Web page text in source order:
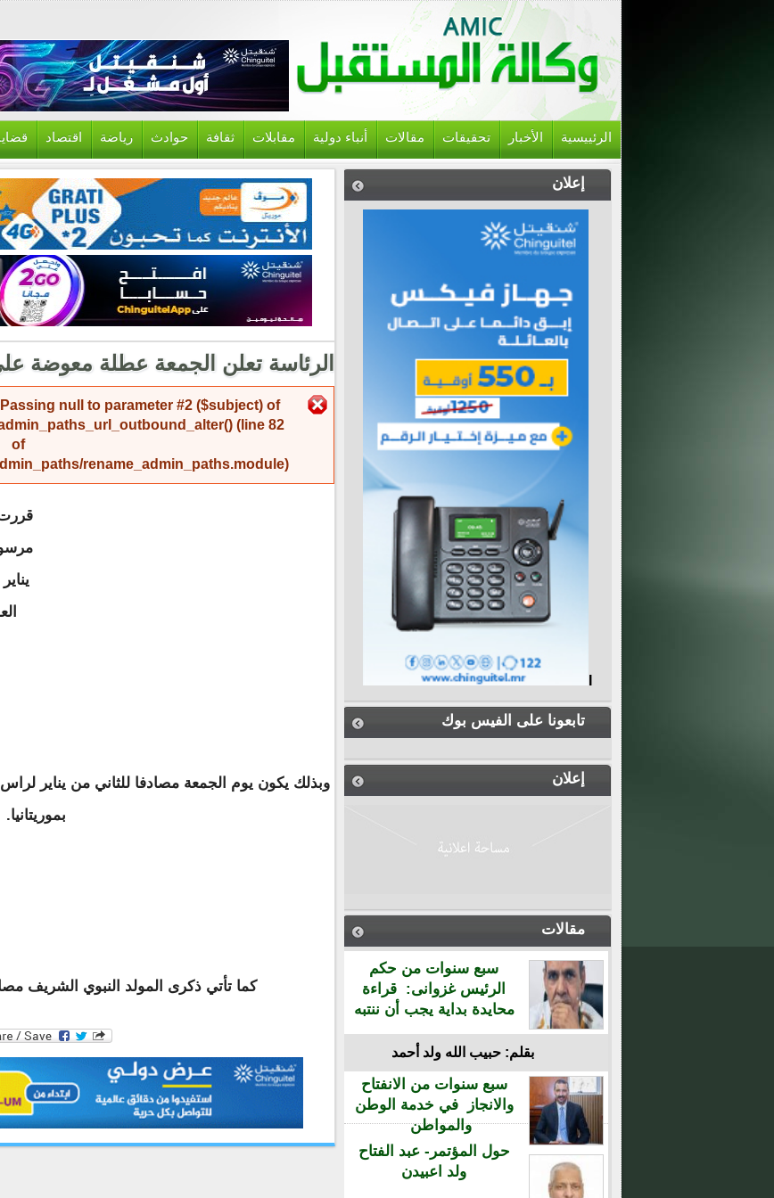
الرئييسية الأخبار تحقيقات مقالات أنباء دولية مقابلات ثقافة حوادث رياضة اقتصاد
إعلان
تابعونا على الفيس بوك
إعلان
مقالات
سبع سنوات من حكم
الرئيس غزوانى: قراءة
محايدة بداية يجب أن ننتبه
بقلم: حبيب الله ولد أحمد
سبع سنوات من الانفتاح
والانجاز في خدمة الوطن
والمواطن
حول المؤتمر- عبد الفتاح
ولد اعبيدن
الرئاسة تعلن الجمعة عطلة معوضة
رسالة الخطأ
null to parameter #2 ($subject) of
(line 82
of
rename_admin_paths.module).
قررت
بموريتانيا.
كما تأتي ذكرى المولد النبوي الشريف